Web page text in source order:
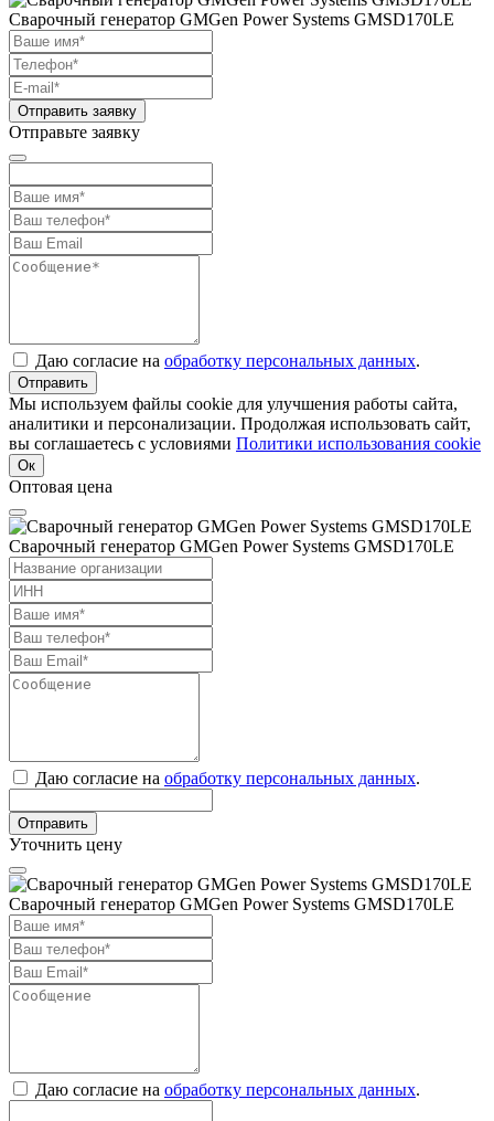
Сварочный генератор GMGen Power Systems GMSD170LE
Отправить заявку
Отправьте заявку
Даю согласие на обработку персональных данных.
Отправить
Мы используем файлы cookie для улучшения работы сайта,
аналитики и персонализации. Продолжая использовать сайт,
вы соглашаетесь с условиями Политики использования cookie
Ок
Оптовая цена
Сварочный генератор GMGen Power Systems GMSD170LE
Даю согласие на обработку персональных данных.
Отправить
Уточнить цену
Сварочный генератор GMGen Power Systems GMSD170LE
Даю согласие на обработку персональных данных.